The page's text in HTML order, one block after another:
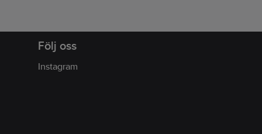
Följ oss
Instagram